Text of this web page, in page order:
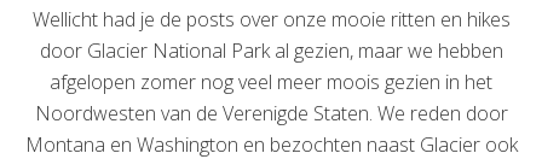
Wellicht had je de posts over onze mooie ritten en hikes
door Glacier National Park al gezien, maar we hebben
afgelopen zomer nog veel meer moois gezien in het
Noordwesten van de Verenigde Staten. We reden door
Montana en Washington en bezochten naast Glacier ook